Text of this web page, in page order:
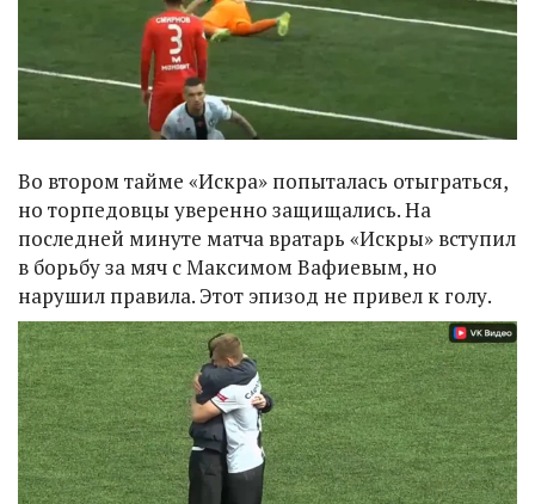
Во втором тайме «Искра» попыталась отыграться,
но торпедовцы уверенно защищались. На
последней минуте матча вратарь «Искры» вступил
в борьбу за мяч с Максимом Вафиевым, но
нарушил правила. Этот эпизод не привел к голу.